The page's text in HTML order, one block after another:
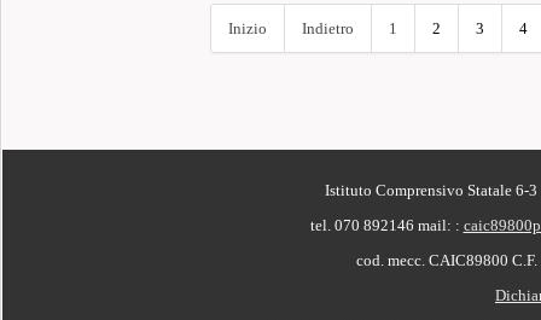
Inizio Indietro 1 2 3 4
Istituto Comprensivo Statale 6-
tel. 070 892146 mail: :
cod. mecc. CAIC89800